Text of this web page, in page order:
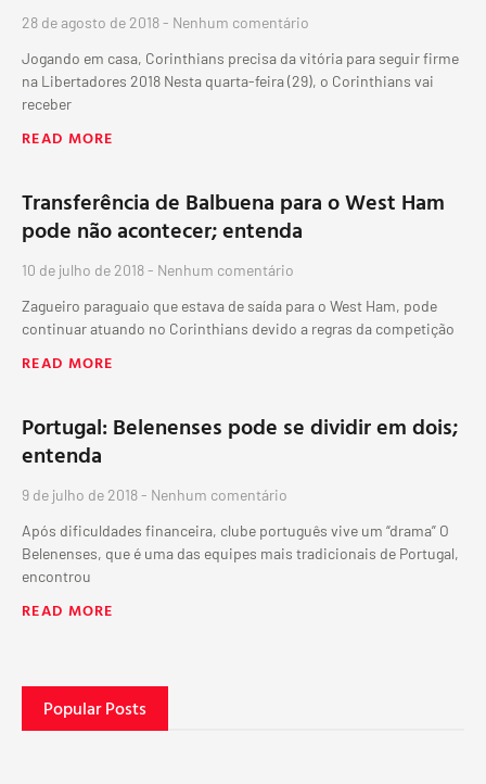
28 de agosto de 2018
Nenhum comentário
Jogando em casa, Corinthians precisa da vitória para seguir firme
na Libertadores 2018 Nesta quarta-feira (29), o Corinthians vai
receber
READ MORE
Transferência de Balbuena para o West Ham
pode não acontecer; entenda
10 de julho de 2018
Nenhum comentário
Zagueiro paraguaio que estava de saída para o West Ham, pode
continuar atuando no Corinthians devido a regras da competição
READ MORE
Portugal: Belenenses pode se dividir em dois;
entenda
9 de julho de 2018
Nenhum comentário
Após dificuldades financeira, clube português vive um “drama” O
Belenenses, que é uma das equipes mais tradicionais de Portugal,
encontrou
READ MORE
Popular Posts